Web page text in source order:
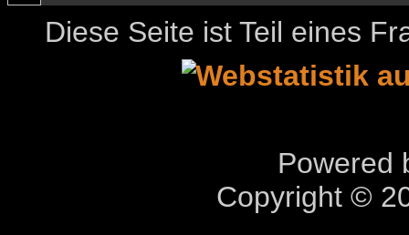
Diese Seite ist Teil eines
Powered
Copyright ©